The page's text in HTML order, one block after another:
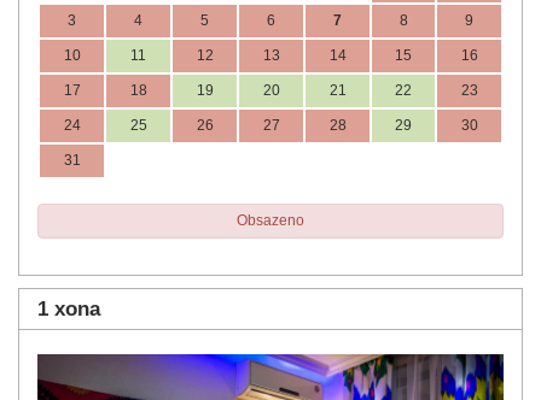
3 4 5 6 7 8 9
10 11 12 13 14 15 16
17 18 19 20 21 22 23
24 25 26 27 28 29 30
31
Obsazeno
1 xona
Previous Next